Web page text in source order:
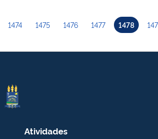
1474 1475 1476 1477 1478
Atividades